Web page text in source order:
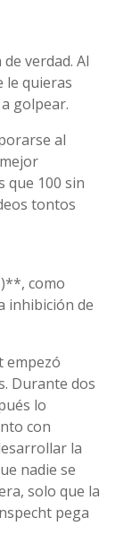
verdad. Al
le quieras
golpear.
al
que 100 sin
tontos
como
inhibición de
empezó
Durante dos
lo
con
la
nadie se
solo que la
pega